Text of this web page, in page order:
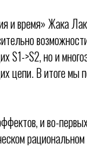
и время» Жака
S1->S2, но и
цепи. В итоге мы
и во-